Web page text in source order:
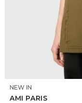
NEW IN
AMI PARIS